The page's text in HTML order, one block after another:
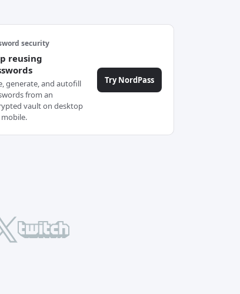
security
reusing
generate, and autofill
from an
vault on desktop
Try NordPass